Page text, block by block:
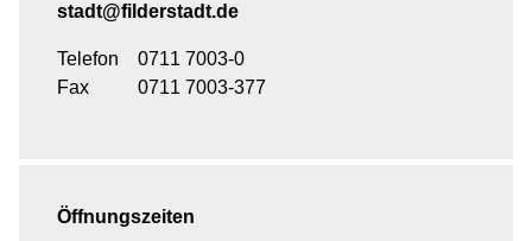
stadt@filderstadt.de
Telefon
0711 7003-0
Fax
0711 7003-377
Öffnungszeiten